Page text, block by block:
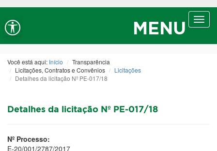
Ir ao conteúdo Alt+1 Ir ao menu Alt+2 Ir à busca Alt+3
A-Diminuir fonte MENU
Você está aqui: Início
Transparência
Licitações, Contratos e Convênios
Licitações
Detalhes da licitação Nº PE-017/18
Detalhes da licitação Nº PE-017/18
Nº Processo:
E-20/001/2787/2017